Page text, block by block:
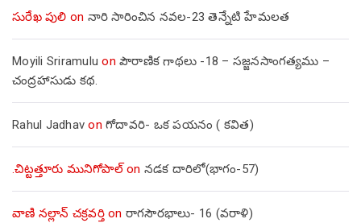
సురేఖ పులి on నారి సారించిన నవల-23 తెన్నేటి హేమలత
Moyili Sriramulu on పౌరాణిక గాథలు -18 – సజ్జనసాంగత్యము –
చంద్రహాసుడు కథ.
Rahul Jadhav on గోదావరి- ఒక పయనం ( కవిత)
.చిట్టత్తూరు మునిగోపాల్on నడక దారిలో(భాగం-57)
వాణి నల్లాన్ చక్రవర్తిon రాగసౌరభాలు- 16 (వరాళి)